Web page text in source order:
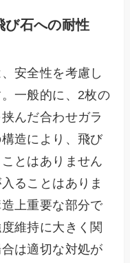
び石への耐性
安全性を考慮し
一般的に、2枚の
んだ合わせガラ
造により、飛び
とはありません
ることはありま
上重要な部分で
維持に大きく関
は適切な対処が